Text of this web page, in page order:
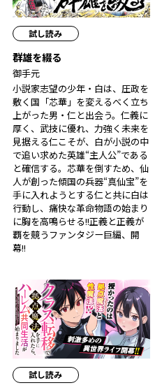
試し読み
群雄を綴る
御手元
小説家志望の少年・白は、圧政を
敷く国「芯華」を変えるべく立ち
上がった男・仁と出会う。仁義に
厚く、武技に優れ、力強く未来を
見据える仁こそが、白が小説の中
で追い求めた英雄――“主人公”である
と確信する。芯華を倒すため、仙
人が創った傾国の兵器“真仙宝”を
手に入れようとする仁と共に白は
行動し、痛快な革命物語の始まり
に胸を高鳴らせる――!!正義と正義が
覇を競うファンタジー巨編、開
幕!!
試し読み